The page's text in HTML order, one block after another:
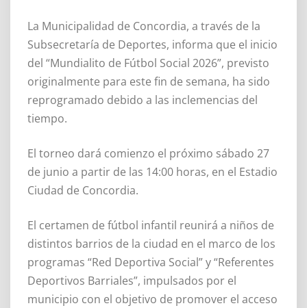
La Municipalidad de Concordia, a través de la
Subsecretaría de Deportes, informa que el inicio
del “Mundialito de Fútbol Social 2026”, previsto
originalmente para este fin de semana, ha sido
reprogramado debido a las inclemencias del
tiempo.
El torneo dará comienzo el próximo sábado 27
de junio a partir de las 14:00 horas, en el Estadio
Ciudad de Concordia.
El certamen de fútbol infantil reunirá a niños de
distintos barrios de la ciudad en el marco de los
programas “Red Deportiva Social” y “Referentes
Deportivos Barriales”, impulsados por el
municipio con el objetivo de promover el acceso